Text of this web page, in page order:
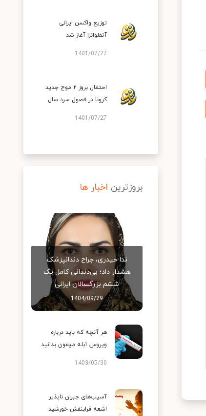
توزیع واکسن ایرانی
آنفلوانزا آغاز شد
1401/07/27
احتمال بروز ۲ موج جدید
کرونا در فصول سرد سال
1401/07/27
بروزترین اخبار ها
ندا حیدری، جراح دندانپزشک
هشدار داد؛ بی‌دندانی کامل یک
ششم بزرگسالان ایرانی
1404/09/29
هر آنچه که باید درباره
ویروس آبله میمون بدانید
1403/05/30
آسیب‌های جبران ناپذیر
اشعه فرابنفش خورشید